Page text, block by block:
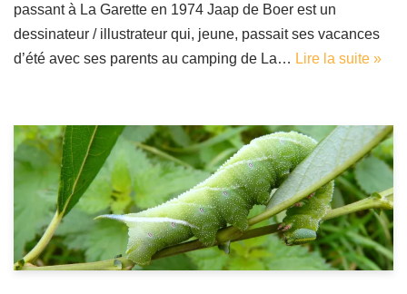
passant à La Garette en 1974 Jaap de Boer est un
dessinateur / illustrateur qui, jeune, passait ses vacances
d’été avec ses parents au camping de La… Lire la suite »